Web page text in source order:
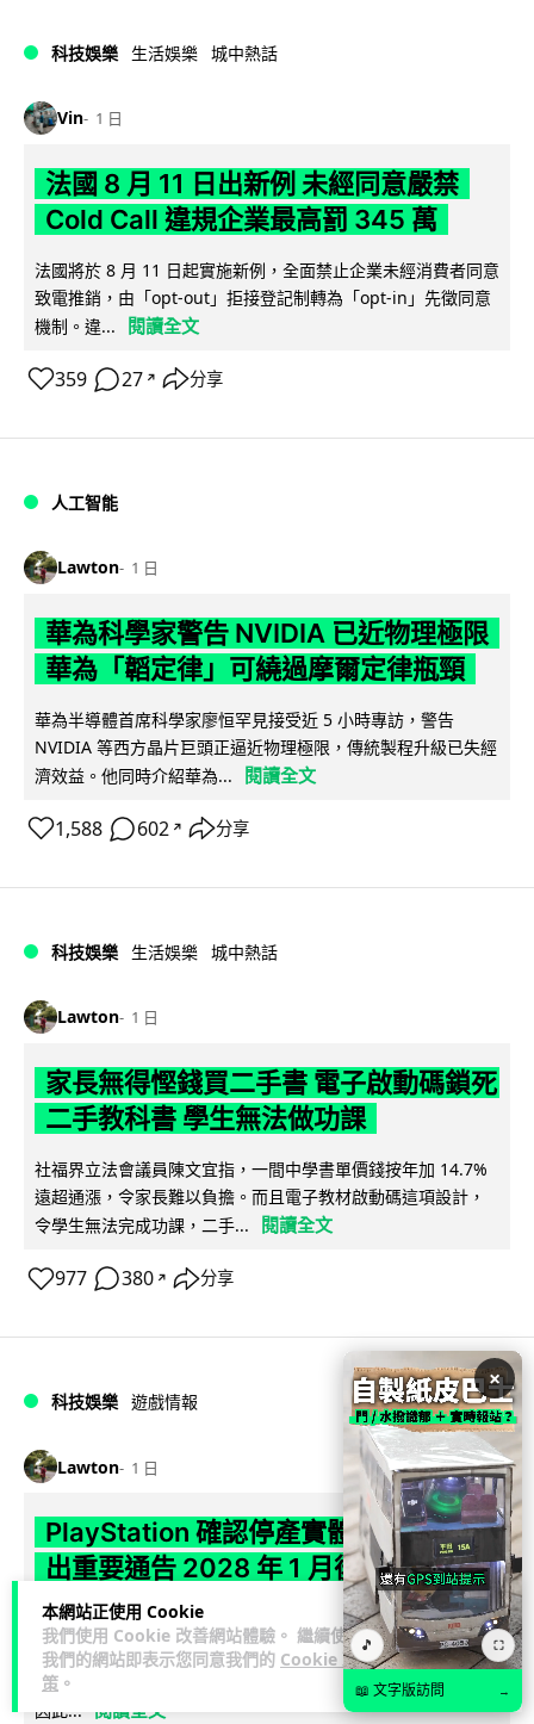
本網站正使用 Cookie
我們使用 Cookie 改善網站體驗。 繼續使用
我們的網站即表示您同意我們的 Cookie 政
策 。
科技娛樂 生活娛樂 城中熱話
Vin 1 日
法國 8 月 11 日出新例 未經同意嚴禁
Cold Call 違規企業最高罰 345 萬
法國將於 8 月 11 日起實施新例，全面禁止企業未經消費者同意
致電推銷，由「opt-out」拒接登記制轉為「opt-in」先徵同意
機制。違...
閱讀全文
359 27 ↗ 分享
人工智能
Lawton 1 日
華為科學家警告 NVIDIA 已近物理極限
華為「韜定律」可繞過摩爾定律瓶頸
華為半導體首席科學家廖恒罕見接受近 5 小時專訪，警告
NVIDIA 等西方晶片巨頭正逼近物理極限，傳統製程升級已失經
濟效益。他同時介紹華為...
閱讀全文
1,588 602 ↗ 分享
科技娛樂 生活娛樂 城中熱話
Lawton 1 日
家長無得慳錢買二手書 電子啟動碼鎖死
二手教科書 學生無法做功課
社福界立法會議員陳文宜指，一間中學書單價錢按年加 14.7%
遠超通漲，令家長難以負擔。而且電子教材啟動碼這項設計，
令學生無法完成功課，二手...
閱讀全文
977 380 ↗ 分享
科技娛樂 遊戲情報
Lawton 1 日
PlayStation 確認停產實體光碟 包裝印
出重要通告 2028 年 1 月後不出光碟遊
戲
Sony 已在 PS5 主機包裝加貼提示貼紙，重申官方 7 月已公布
計劃：2028 年 1 月起停產新遊戲實體光碟。分析師預期 PS6
因此... 閱讀全文
×
🎵 ⛶
📖 文字版訪問 →